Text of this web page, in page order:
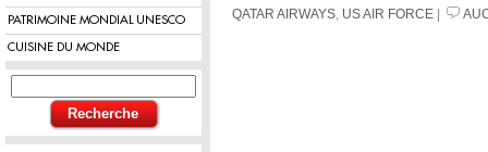
PATRIMOINE MONDIAL UNESCO
CUISINE DU MONDE
QATAR AIRWAYS US AIR FORCE